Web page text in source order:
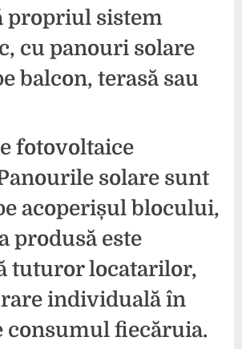
propriul sistem
cu panouri solare
balcon, terasă sau
fotovoltaice
solare sunt
acoperișul blocului,
produsă este
tuturor locatarilor,
individuală în
consumul fiecăruia.